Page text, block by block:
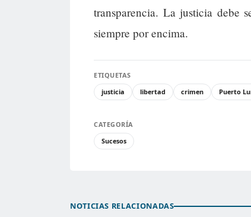
transparencia. La justicia debe
siempre por encima.
ETIQUETAS
justicia
libertad crimen Puerto
CATEGORÍA
Sucesos
NOTICIAS RELACIONADAS